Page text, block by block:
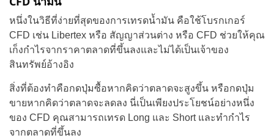
หนึ่งในวิธีที่ง่ายที่สุดของการเทรดน้ำมัน คือใช้โบรกเกอร์
CFD เช่น Libertex หรือ สัญญาส่วนต่าง หรือ CFD ช่วยให้คุณ
เก็งกำไรจากราคาตลาดที่ขึ้นลงและไม่ได้เป็นเจ้าของ
สินทรัพย์อ้างอิง
สิ่งที่ต้องทำคือกดปุ่มซื้อหากคิดว่าตลาดจะสูงขึ้น หรือกดปุ่ม
ขายหากคิดว่าตลาดจะลดลง นี่เป็นเพียงประโยชน์อย่างหนึ่ง
ของ CFD คุณสามารถเทรด Long และ Short และทำกำไร
จากตลาดที่ขึ้นลง